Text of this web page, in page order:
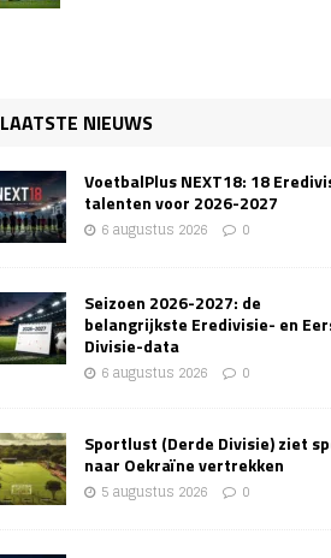
LAATSTE NIEUWS
VoetbalPlus NEXT18: 18
talenten voor 2026-2027
6 augustus 2026 0
Seizoen 2026-2027: de
belangrijkste Eredivisie- en
Divisie-data
6 augustus 2026 0
Sportlust (Derde Divisie) ziet
naar Oekraïne vertrekken
5 augustus 2026 0